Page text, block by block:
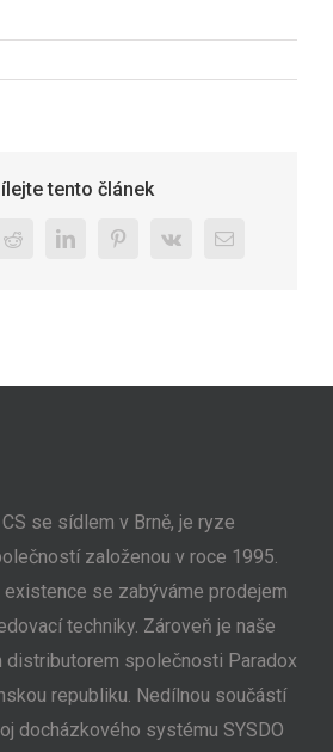
tento článek
RedditLinkedInPinterest
Vk
E-
se sídlem v Brně, je ryze
založenou v roce 1995.
se zabýváme prodejem
techniky. Zároveň je naše
distributorem společnosti Paradox
republiku. Nedílnou součástí
docházkového systému SYSDO